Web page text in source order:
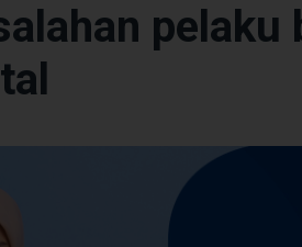
pelaku